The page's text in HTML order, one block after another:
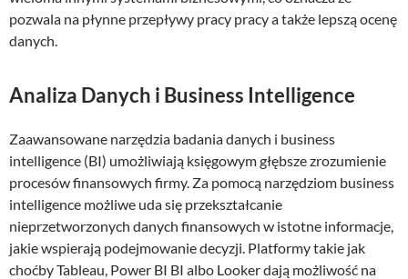
pozwala na płynne przepływy pracy pracy a także lepszą ocenę
danych.
Analiza Danych i Business Intelligence
Zaawansowane narzędzia badania danych i business
intelligence (BI) umożliwiają księgowym głębsze zrozumienie
procesów finansowych firmy. Za pomocą narzędziom business
intelligence możliwe uda się przekształcanie
nieprzetworzonych danych finansowych w istotne informacje,
jakie wspierają podejmowanie decyzji. Platformy takie jak
choćby Tableau, Power BI BI albo Looker dają możliwość na